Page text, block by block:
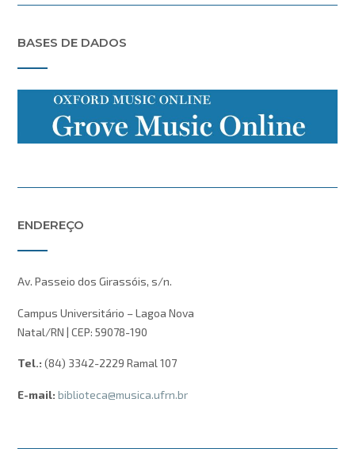
BASES DE DADOS
ENDEREÇO
Av. Passeio dos Girassóis, s/n.
Campus Universitário – Lagoa Nova
Natal/RN | CEP: 59078-190
Tel.: (84) 3342-2229 Ramal 107
E-mail: biblioteca@musica.ufrn.br